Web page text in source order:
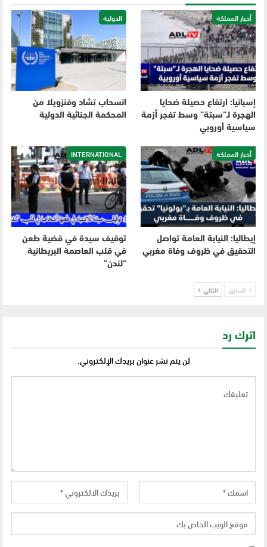
أخبار المملكة
إسبانيا: ارتفاع حصيلة ضحايا
الهجرة لـ”سبتة” وسط تفجر أزمة
سياسية أوروبي
الدولية
انسحاب تشاد وفنزويلا من
المحكمة الجنائية الدولية
أخبار المملكة
إيطاليا: النيابة العامة تواصل
التحقيق في ظروف وفاة مغربي
INTERNATIONAL
توقيف سيدة في قضية طعن
في قلب العاصمة البريطانية
“لندن”
السابق التالي
اترك رد
لن يتم نشر عنوان بريدك الإلكتروني.